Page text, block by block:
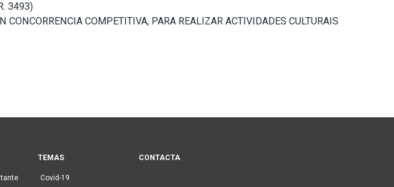
3493)
COMPETITIVA, PARA REALIZAR ACTIVIDADES CULTURAIS
TEMAS
Covid-19
CONTACTA